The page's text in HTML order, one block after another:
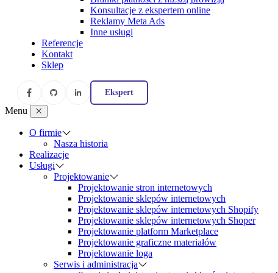
Konsultacje z ekspertem online
Reklamy Meta Ads
Inne usługi
Referencje
Kontakt
Sklep
Ekspert
Menu
O firmie
Nasza historia
Realizacje
Usługi
Projektowanie
Projektowanie stron internetowych
Projektowanie sklepów internetowych
Projektowanie sklepów internetowych Shopify
Projektowanie sklepów internetowych Shoper
Projektowanie platform Marketplace
Projektowanie graficzne materiałów
Projektowanie loga
Serwis i administracja